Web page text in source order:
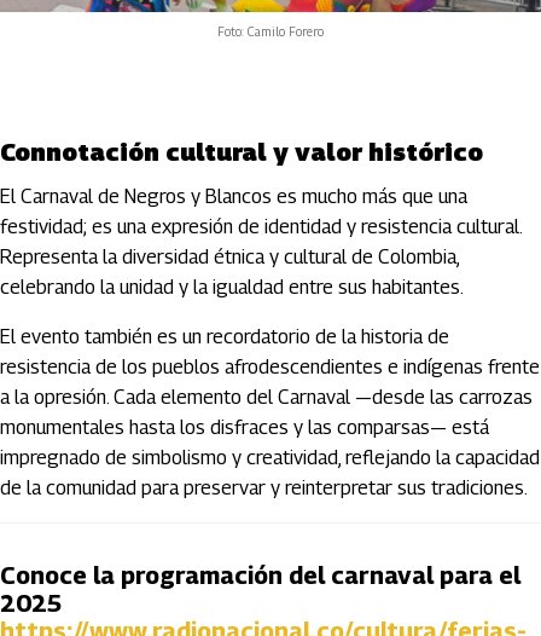
Foto: Camilo Forero
Connotación cultural y valor histórico
El Carnaval de Negros y Blancos es mucho más que una
festividad; es una expresión de identidad y resistencia cultural.
Representa la diversidad étnica y cultural de Colombia,
celebrando la unidad y la igualdad entre sus habitantes.
El evento también es un recordatorio de la historia de
resistencia de los pueblos afrodescendientes e indígenas frente
a la opresión. Cada elemento del Carnaval —desde las carrozas
monumentales hasta los disfraces y las comparsas— está
impregnado de simbolismo y creatividad, reflejando la capacidad
de la comunidad para preservar y reinterpretar sus tradiciones.
Conoce la programación del carnaval para el
2025